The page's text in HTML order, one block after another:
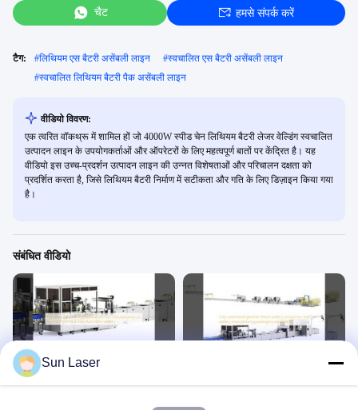
चैट हमसे संपर्क करें
टैग: #लिथियम एस बैटरी असेंबली लाइन #स्वचालित एस बैटरी असेंबली लाइन
#स्वचालित लिथियम बैटरी पैक असेंबली लाइन
वीडियो विवरण:
एक त्वरित वॉकथ्रू में शामिल हों जो 4000W स्पीड चेन लिथियम बैटरी लेजर वेल्डिंग स्वचालित
उत्पादन लाइन के उपयोगकर्ताओं और ऑपरेटरों के लिए महत्वपूर्ण बातों पर केंद्रित है। यह
वीडियो इस उच्च-प्रदर्शन उत्पादन लाइन की उन्नत विशेषताओं और परिचालन दक्षता को
प्रदर्शित करता है, जिसे लिथियम बैटरी निर्माण में सटीकता और गति के लिए डिज़ाइन किया गया
है।
संबंधित वीडियो
उन्नत लिथियम-आयन विनिर्माण के लिए उत्पादन
Sun Laser